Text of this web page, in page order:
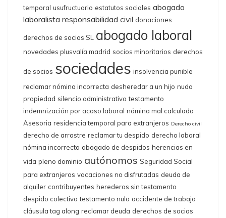
temporal usufructuario estatutos sociales abogado
laboralista responsabilidad civil donaciones
derechos de socios SL abogado laboral
novedades plusvalía madrid socios minoritarios derechos
de socios sociedades insolvencia punible
reclamar nómina incorrecta desheredar a un hijo nuda
propiedad silencio administrativo testamento
indemnización por acoso laboral nómina mal calculada
Asesoria residencia temporal para extranjeros Derecho civil
derecho de arrastre reclamar tu despido derecho laboral
nómina incorrecta abogado de despidos herencias en
vida pleno dominio autónomos Seguridad Social
para extranjeros vacaciones no disfrutadas deuda de
alquiler contribuyentes herederos sin testamento
despido colectivo testamento nulo accidente de trabajo
cláusula tag along reclamar deuda derechos de socios